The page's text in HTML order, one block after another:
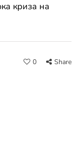
криза на
0 Share